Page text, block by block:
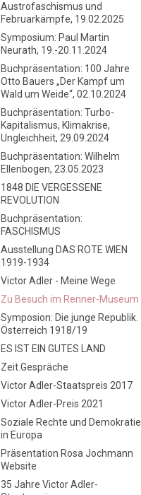
Austrofaschismus und
Februarkämpfe, 19.02.2025
Symposium: Paul Martin
Neurath, 19.-20.11.2024
Buchpräsentation: 100 Jahre
Otto Bauers „Der Kampf um
Wald um Weide“, 02.10.2024
Buchpräsentation: Turbo-
Kapitalismus, Klimakrise,
Ungleichheit, 29.09.2024
Buchpräsentation: Wilhelm
Ellenbogen, 23.05.2023
1848 DIE VERGESSENE
REVOLUTION
Buchpräsentation:
FASCHISMUS
Ausstellung DAS ROTE WIEN
1919-1934
Victor Adler - Meine Wege
Zu Besuch im Renner-Museum
Symposion: Die junge Republik.
Österreich 1918/19
ES IST EIN GUTES LAND
Zeit.Gespräche
Victor Adler-Staatspreis 2017
Victor Adler-Preis 2021
Soziale Rechte und Demokratie
in Europa
Präsentation Rosa Jochmann
Website
35 Jahre Victor Adler-